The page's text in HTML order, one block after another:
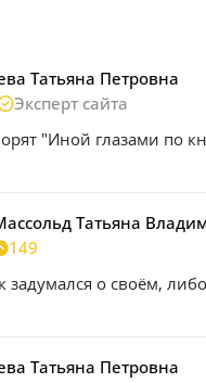
Татьяна Петровна
Эксперт сайта
"Иной глазами по
Татьяна
149
задумался о своём,
Татьяна Петровна